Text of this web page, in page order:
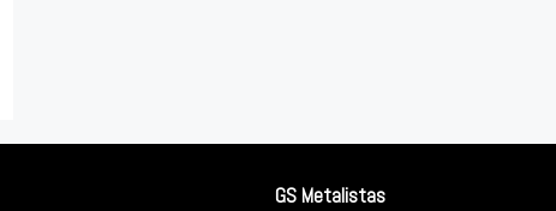
GS Metalistas